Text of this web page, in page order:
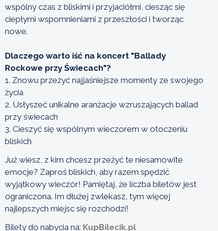
wspólny czas z bliskimi i przyjaciółmi, ciesząc się
ciepłymi wspomnieniami z przeszłości i tworząc
nowe.
Dlaczego warto iść na koncert "Ballady
Rockowe przy Świecach"?
1. Znowu przeżyć najjaśniejsze momenty ze swojego
życia
2. Usłyszeć unikalne aranżacje wzruszających ballad
przy świecach
3. Cieszyć się wspólnym wieczorem w otoczeniu
bliskich
Już wiesz, z kim chcesz przeżyć te niesamowite
emocje? Zaproś bliskich, aby razem spędzić
wyjątkowy wieczór! Pamiętaj, że liczba biletów jest
ograniczona. Im dłużej zwlekasz, tym więcej
najlepszych miejsc się rozchodzi!
Bilety do nabycia na: KupBilecik.pl